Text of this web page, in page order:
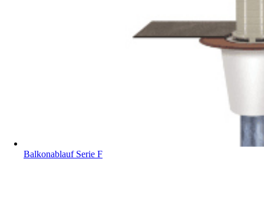
Balkonablauf Serie F